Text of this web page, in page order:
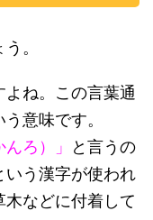
。
よね。この言葉通
意味です。
んろ）」
と言うの
いう漢字が使われ
などに付着して